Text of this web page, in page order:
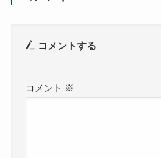
コメントする
コメント ※